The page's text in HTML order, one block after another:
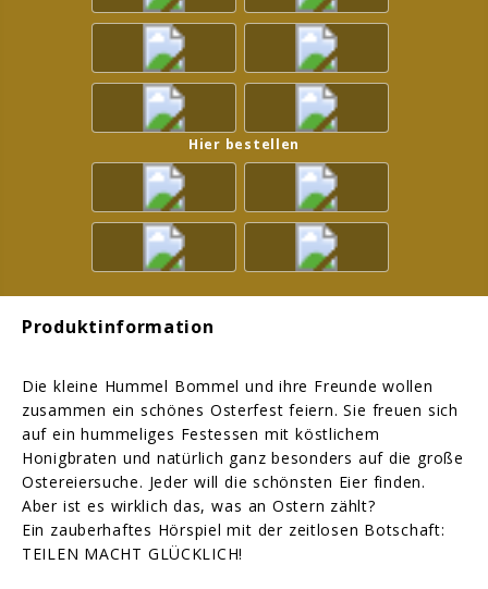
Hier bestellen
Produktinformation
Die kleine Hummel Bommel und ihre Freunde wollen
zusammen ein schönes Osterfest feiern. Sie freuen sich
auf ein hummeliges Festessen mit köstlichem
Honigbraten und natürlich ganz besonders auf die große
Ostereiersuche. Jeder will die schönsten Eier finden.
Aber ist es wirklich das, was an Ostern zählt?
Ein zauberhaftes Hörspiel mit der zeitlosen Botschaft:
TEILEN MACHT GLÜCKLICH!